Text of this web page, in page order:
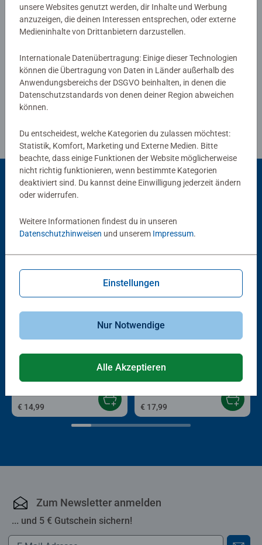
Malflächen für Fortgeschrittene.
Jedes Malset enthält alles, was Künstler zum Malen
brauchen und es ist kein Mischen der Farben notwendig.
eine große Motivauswahl für Kinder und Erwachsene.
Verfasse eine Bewertung
Richtlinien für Bewertungen
Andere Kunden mögen auch
Utensilo Pferde
Durchschnittliche Bewertung 4,8 von 5 Sternen.
€ 14,99
Pfotenbande
€ 17,99
Zum Newsletter anmelden
... und 5 € Gutschein sichern!
unsere Websites genutzt werden, dir Inhalte und Werbung
anzuzeigen, die deinen Interessen entsprechen, oder externe
Medieninhalte von Drittanbietern darzustellen.
Internationale Datenübertragung: Einige dieser Technologien
können die Übertragung von Daten in Länder außerhalb des
Anwendungsbereichs der DSGVO beinhalten, in denen die
Datenschutzstandards von denen deiner Region abweichen
können.
Du entscheidest, welche Kategorien du zulassen möchtest:
Statistik, Komfort, Marketing und Externe Medien. Bitte
beachte, dass einige Funktionen der Website möglicherweise
nicht richtig funktionieren, wenn bestimmte Kategorien
deaktiviert sind. Du kannst deine Einwilligung jederzeit ändern
oder widerrufen.
Weitere Informationen findest du in unseren
Datenschutzhinweisen und unserem Impressum.
Einstellungen
Nur Notwendige
Alle Akzeptieren